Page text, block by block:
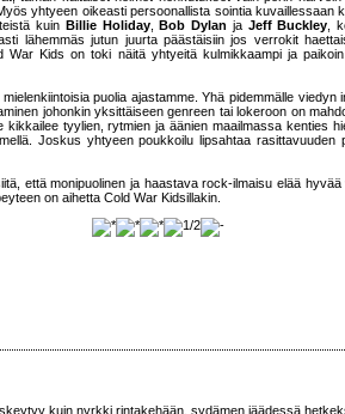
yhtyeen oikeasti persoonallista sointia kuvaillessaan
kuin Billie Holiday, Bob Dylan ja Jeff Buckley,
lähemmäs jutun juurta päästäisiin jos verrokit
War Kids on toki näitä yhtyeitä kulmikkaampi ja
puolia ajastamme. Yhä pidemmälle
johonkin yksittäiseen genreen tai lokeroon on
tyylien, rytmien ja äänien maailmassa kenties
Joskus yhtyeen poukkoilu lipsahtaa rasittavuuden
että monipuolinen ja haastava rock-ilmaisu elää hyvää
on aihetta Cold War Kidsillakin.
kuin nyrkki rintakehään, sydämen jäädessä